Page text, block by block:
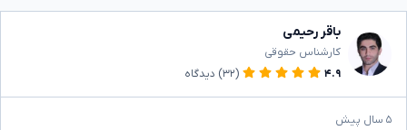
باقر رحیمی
کارشناس حقوقی
۴.۹
(۳۲) دیدگاه
۵ سال پیش